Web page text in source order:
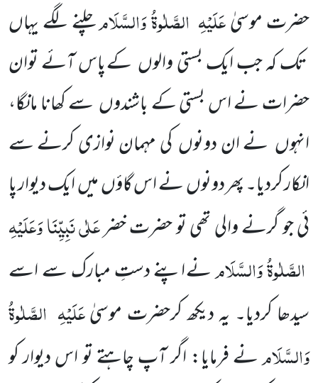
حضرت موسیٰعَلَیْہِ الصَّلٰوۃُ وَالسَّلَامچلنے لگے یہاں
تک کہ جب ایک بستی والوں کے پاس آئے توان
حضرات نے اس بستی کے باشندوںسے کھانا مانگا،
انہوں نے ان دونوںکی مہمان نوازی کرنے سے
انکار کردیا۔ پھر دونوںنے اس گاؤںمیںایک دیوار پا
ئی جو گرنے والی تھی تو حضرت خضرعَلٰی نَبِیِّنَا وَعَلَیْہِ
الصَّلٰوۃُ وَالسَّلَامنے اپنے دستِ مبارک سے اسے
سیدھا کردیا۔ یہ دیکھ کرحضرت موسیٰعَلَیْہِ الصَّلٰوۃُ
وَالسَّلَامنے فرمایا: اگر آپ چاہتے تو اس دیوار کو